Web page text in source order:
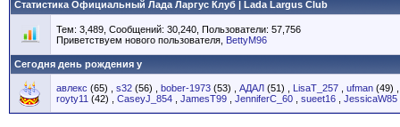
Статистика Официальный Лада Ларгус Клуб | Lada Largus Club
Тем: 3,489, Сообщений: 30,240, Пользователи: 57,756
Приветствуем нового пользователя, BettyM96
Сегодня день рождения у
авлекс (65) s32 (56) bober-1973 (53) АДАЛ (51) LisaT_257 ufman (49)
royty11 (42) CaseyJ_854 JamesT99 JenniferC_60 sueet16 JessicaW85